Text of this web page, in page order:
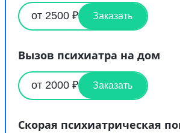
от 2500 ₽ Заказать
Вызов психиатра на дом
от 2000 ₽ Заказать
Скорая психиатрическая